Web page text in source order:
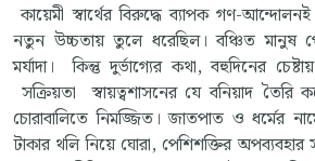
কায়েমী স্বার্থের বিরুদ্ধে ব্যাপক গণ-
নতুন উচ্চতায় তুলে ধরেছিল। বঞ্চিত মানুষ
মর্যাদা। কিন্তু দুর্ভাগ্যের কথা, বহুদিনের
সক্রিয়তা স্বায়ত্বশাসনের যে বনিয়াদ তৈরি
চোরাবালিতে নিমজ্জিত। জাতপাত ও ধর্মের
টাকার থলি নিয়ে ঘোরা, পেশিশক্তির